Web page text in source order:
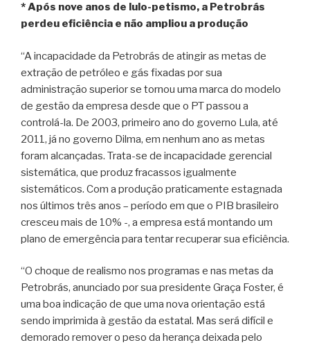
* Após nove anos de lulo-petismo, a Petrobrás
perdeu eficiência e não ampliou a produção
“A incapacidade da Petrobrás de atingir as metas de
extração de petróleo e gás fixadas por sua
administração superior se tornou uma marca do modelo
de gestão da empresa desde que o PT passou a
controlá-la. De 2003, primeiro ano do governo Lula, até
2011, já no governo Dilma, em nenhum ano as metas
foram alcançadas. Trata-se de incapacidade gerencial
sistemática, que produz fracassos igualmente
sistemáticos. Com a produção praticamente estagnada
nos últimos três anos – período em que o PIB brasileiro
cresceu mais de 10% -, a empresa está montando um
plano de emergência para tentar recuperar sua eficiência.
“O choque de realismo nos programas e nas metas da
Petrobrás, anunciado por sua presidente Graça Foster, é
uma boa indicação de que uma nova orientação está
sendo imprimida à gestão da estatal. Mas será difícil e
demorado remover o peso da herança deixada pelo